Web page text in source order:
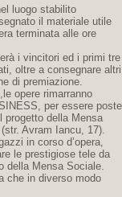
luogo stabilito
il materiale utile
terminata alle ore
i vincitori ed i primi tre
oltre a consegnare altri
di premiazione.
opere rimarranno
per essere poste
progetto della Mensa
Avram Iancu, 17).
in corso d’opera,
le prestigiose tele da
della Mensa Sociale.
che in diverso modo